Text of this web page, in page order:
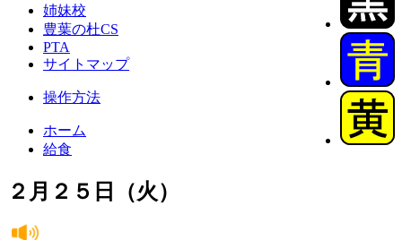
姉妹校
豊葉の杜CS
PTA
サイトマップ
操作方法
ホーム
給食
２月２５日（火）